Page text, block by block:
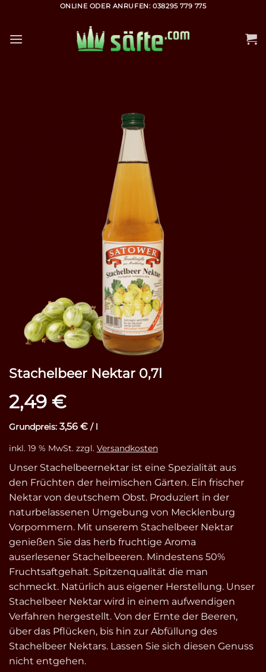
springen
ONLINE ODER ANRUFEN: 038295 779 775
Stachelbeer Nektar 0,7l
2,49 €
Grundpreis: 3,56 € / l
inkl. 19 % MwSt. zzgl. Versandkosten
Unser Stachelbeernektar ist eine Spezialität aus
den Früchten der heimischen Gärten. Ein frischer
Nektar von deutschem Obst. Produziert in der
naturbelassenen Umgebung von Mecklenburg
Vorpommern. Mit unserem Stachelbeer Nektar
genießen Sie das herb fruchtige Aroma
auserlesener Stachelbeeren. Mindestens 50%
Fruchtsaftgehalt. Spitzenqualität die man
schmeckt. Natürlich aus eigener Herstellung. Unser
Stachelbeer Nektar wird in einem aufwendigen
Verfahren hergestellt. Von der Ernte der Beeren,
über das Pflücken, bis hin zur Abfüllung des
Stachelbeer Nektars. Lassen Sie sich diesen Genuss
nicht entgehen.